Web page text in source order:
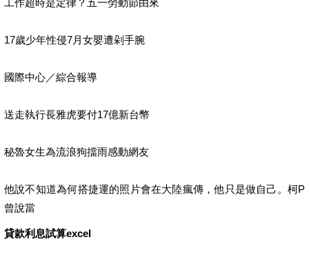
工作超時是定律？五一勞動節由來
17歲少年性侵7月女嬰遭剁手腕
國際中心／綜合報導
送走執行長雅虎要付17億新台幣
秘魯女生為流浪狗擋雨感動網友
他說不知道為何搭捷運的照片會在大陸瘋傳，他只是做自己。柯P
曾說當
貸款利息試算excel